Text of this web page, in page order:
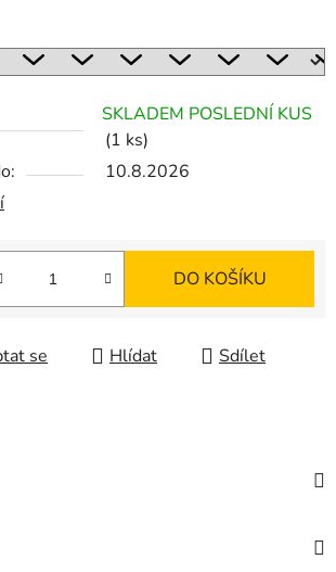
SKLADEM POSLEDNÍ KUS
(1 ks)
10.8.2026
DO KOŠÍKU
se Hlídat Sdílet